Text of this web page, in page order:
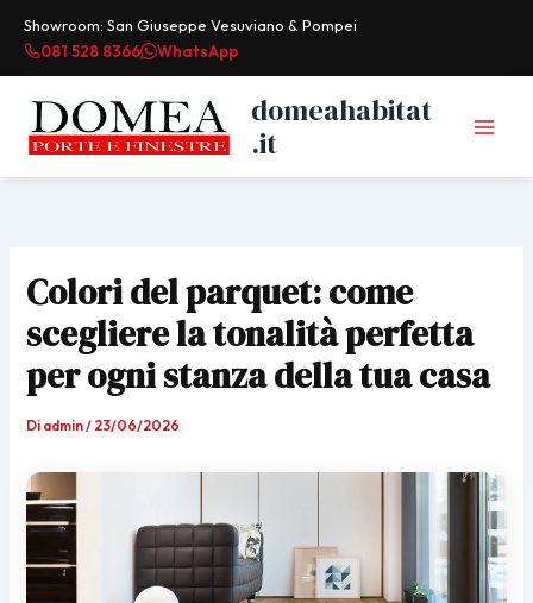
Showroom: San Giuseppe Vesuviano & Pompei
081 528 8366
WhatsApp
domeahabitat
.it
Colori del parquet: come
scegliere la tonalità perfetta
per ogni stanza della tua casa
Di admin/ 23/06/2026